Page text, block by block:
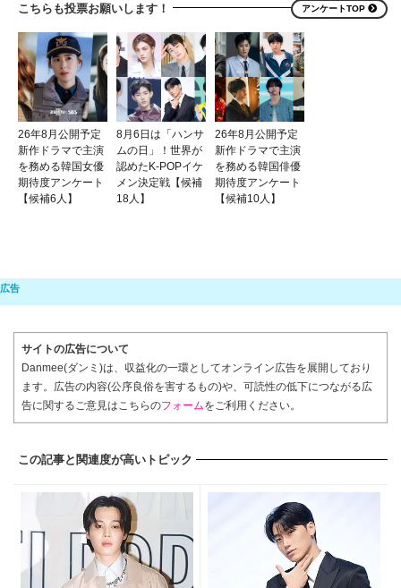
こちらも投票お願いします！ アンケートTOP
26年8月公開予定
新作ドラマで主演
を務める韓国女優
期待度アンケート
【候補6人】
8月6日は「ハンサ
ムの日」！世界が
認めたK-POPイケ
メン決定戦【候補
18人】
26年8月公開予定
新作ドラマで主演
を務める韓国俳優
期待度アンケート
【候補10人】
サイトの広告について
Danmee(ダンミ)は、収益化の一環としてオンライン広告を展開しており
ます。広告の内容(公序良俗を害するもの)や、可読性の低下につながる広
告に関するご意見はこちらのフォームをご利用ください。
この記事と関連度が高いトピック